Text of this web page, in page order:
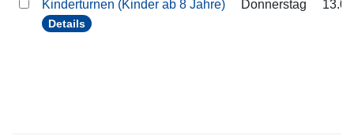
Kinderturnen (Kinder ab 8 Jahre)
Details
Donnerstag